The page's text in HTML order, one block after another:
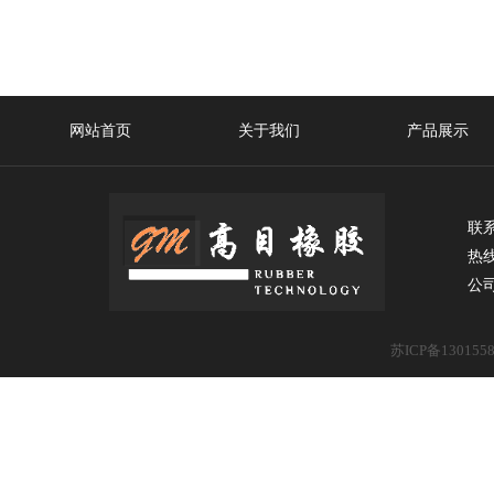
网站首页 关于我们 产品展示
苏ICP备
联
热
公